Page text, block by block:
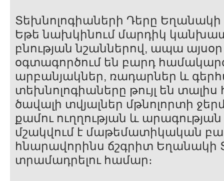
Տեխնոլոգիաների Դերը
Եթե նախկինում մարդիկ
բնության նշաններով, ապա
օգտագործում են բարդ
արբանյակներ, ռադարներ և
տեխնոլոգիաները թույլ են
ծավալի տվյալներ մթնոլորտի
քամու ուղղության և
մշակվում է մաթեմատիկական
հնարավորինս ճշգրիտ Եղանակի
տրամադրելու համար։